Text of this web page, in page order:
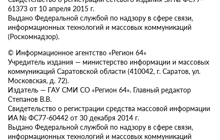
61373 от 10 апреля 2015 г.
Выдано Федеральной службой по надзору в сфере связи,
информационных технологий и массовых коммуникаций
(Роскомнадзор).
© Информационное агентство «Регион 64»
Учредитель издания — министерство информации и массовых
коммуникаций Саратовской области (410042, г. Саратов, ул.
Московская, д. 72).
Издатель — ГАУ СМИ СО «Регион 64». Главный редактор
Степанов В.В.
Свидетельство о регистрации средства массовой информации
ИА № ФС77-60442 от 30 декабря 2014 г.
Выдано Федеральной службой по надзору в сфере связи,
информационных технологий и массовых коммуникаций